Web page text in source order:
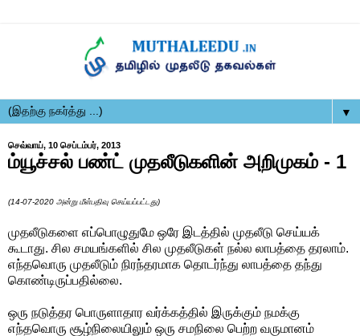
▼
செவ்வாய், 10 செப்டம்பர், 2013
ம்யூச்சல் பண்ட் முதலீடுகளின் அறிமுகம் - 1
(14-07-2020 அன்று மீள்பதிவு செய்யப்பட்டது)
முதலீடுகளை எப்பொழுதுமே ஒரே இடத்தில் முதலீடு செய்யக்
கூடாது. சில சமயங்களில் சில முதலீடுகள் நல்ல லாபத்தை தரலாம்.
எந்தவொரு முதலீடும் நிரந்தரமாக தொடர்ந்து லாபத்தை தந்து
கொண்டிருப்பதில்லை.
ஒரு நடுத்தர பொருளாதார வர்க்கத்தில் இருக்கும் நமக்கு
எந்தவொரு சூழ்நிலையிலும் ஒரு சமநிலை பெற்ற வருமானம்